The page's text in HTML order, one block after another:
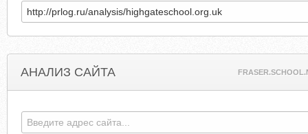
АНАЛИЗ САЙТА